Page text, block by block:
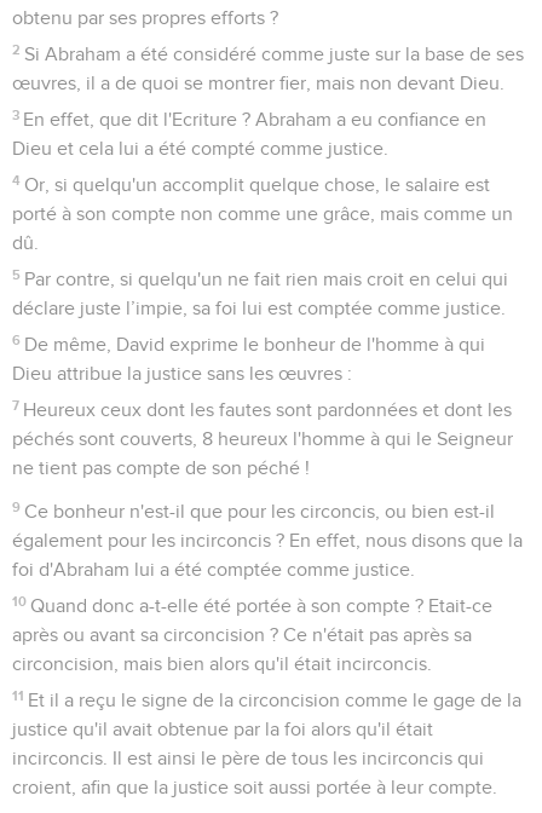
obtenu par ses propres efforts ?
2 Si Abraham a été considéré comme juste sur la base de ses
œuvres, il a de quoi se montrer fier, mais non devant Dieu.
3 En effet, que dit l'Ecriture ? Abraham a eu confiance en
Dieu et cela lui a été compté comme justice.
4 Or, si quelqu'un accomplit quelque chose, le salaire est
porté à son compte non comme une grâce, mais comme un
dû.
5 Par contre, si quelqu'un ne fait rien mais croit en celui qui
déclare juste l’impie, sa foi lui est comptée comme justice.
6 De même, David exprime le bonheur de l'homme à qui
Dieu attribue la justice sans les œuvres :
7 Heureux ceux dont les fautes sont pardonnées et dont les
péchés sont couverts, 8 heureux l'homme à qui le Seigneur
ne tient pas compte de son péché !
9 Ce bonheur n'est-il que pour les circoncis, ou bien est-il
également pour les incirconcis ? En effet, nous disons que la
foi d'Abraham lui a été comptée comme justice.
10 Quand donc a-t-elle été portée à son compte ? Etait-ce
après ou avant sa circoncision ? Ce n'était pas après sa
circoncision, mais bien alors qu'il était incirconcis.
11 Et il a reçu le signe de la circoncision comme le gage de la
justice qu'il avait obtenue par la foi alors qu'il était
incirconcis. Il est ainsi le père de tous les incirconcis qui
croient, afin que la justice soit aussi portée à leur compte.